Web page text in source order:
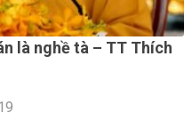
là nghề tà – TT Thích